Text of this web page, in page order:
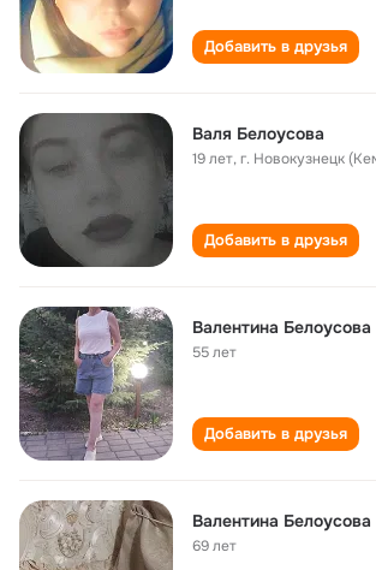
Добавить в друзья
Валя Белоусова
19 лет,г. Новокузнецк
Добавить в друзья
Валентина Белоусова
55 лет
Добавить в друзья
Валентина Белоусова
69 лет